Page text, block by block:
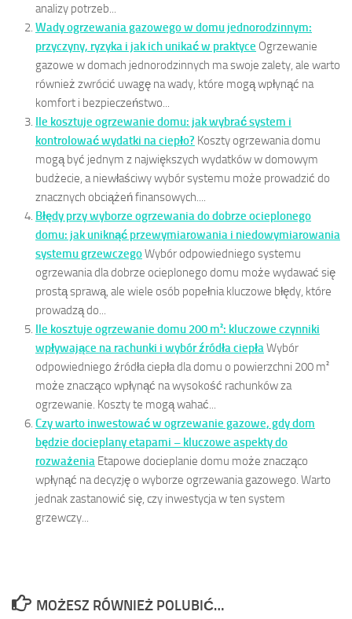
analizy potrzeb...
Wady ogrzewania gazowego w domu jednorodzinnym:
przyczyny, ryzyka i jak ich unikać w praktyce Ogrzewanie
gazowe w domach jednorodzinnych ma swoje zalety, ale warto
również zwrócić uwagę na wady, które mogą wpłynąć na
komfort i bezpieczeństwo...
Ile kosztuje ogrzewanie domu: jak wybrać system i
kontrolować wydatki na ciepło? Koszty ogrzewania domu
mogą być jednym z największych wydatków w domowym
budżecie, a niewłaściwy wybór systemu może prowadzić do
znacznych obciążeń finansowych....
Błędy przy wyborze ogrzewania do dobrze ocieplonego
domu: jak uniknąć przewymiarowania i niedowymiarowania
systemu grzewczegoWybór odpowiedniego systemu
ogrzewania dla dobrze ocieplonego domu może wydawać się
prostą sprawą, ale wiele osób popełnia kluczowe błędy, które
prowadzą do...
Ile kosztuje ogrzewanie domu 200 m²: kluczowe czynniki
wpływające na rachunki i wybór źródła ciepłaWybór
odpowiedniego źródła ciepła dla domu o powierzchni 200 m²
może znacząco wpłynąć na wysokość rachunków za
ogrzewanie. Koszty te mogą wahać...
Czy warto inwestować w ogrzewanie gazowe, gdy dom
będzie docieplany etapami – kluczowe aspekty do
rozważenia Etapowe docieplanie domu może znacząco
wpłynąć na decyzję o wyborze ogrzewania gazowego. Warto
jednak zastanowić się, czy inwestycja w ten system
grzewczy...
MOŻESZ RÓWNIEŻ POLUBIĆ…